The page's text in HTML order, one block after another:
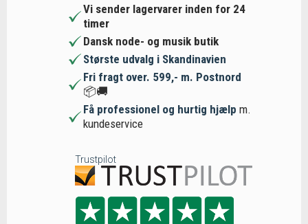
Vi sender lagervarer inden for 24
timer
Dansk node- og musik butik
Største udvalg i Skandinavien
Fri fragt over. 599,- m. Postnord
📦🚚
Få professionel og hurtig hjælp m.
kundeservice
Trustpilot